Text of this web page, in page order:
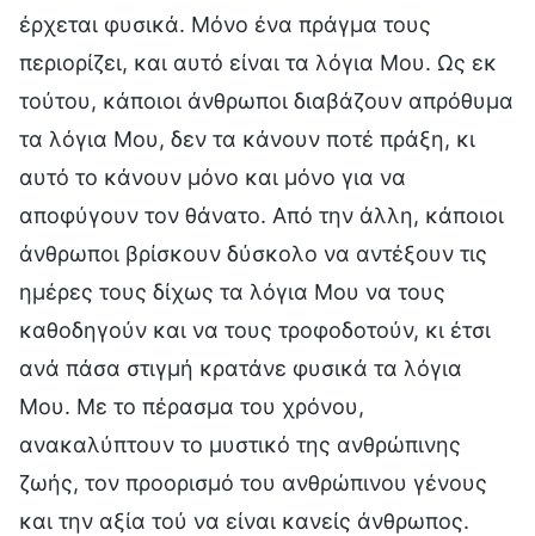
έρχεται φυσικά. Μόνο ένα πράγμα τους
περιορίζει, και αυτό είναι τα λόγια Μου. Ως εκ
τούτου, κάποιοι άνθρωποι διαβάζουν απρόθυμα
τα λόγια Μου, δεν τα κάνουν ποτέ πράξη, κι
αυτό το κάνουν μόνο και μόνο για να
αποφύγουν τον θάνατο. Από την άλλη, κάποιοι
άνθρωποι βρίσκουν δύσκολο να αντέξουν τις
ημέρες τους δίχως τα λόγια Μου να τους
καθοδηγούν και να τους τροφοδοτούν, κι έτσι
ανά πάσα στιγμή κρατάνε φυσικά τα λόγια
Μου. Με το πέρασμα του χρόνου,
ανακαλύπτουν το μυστικό της ανθρώπινης
ζωής, τον προορισμό του ανθρώπινου γένους
και την αξία τού να είναι κανείς άνθρωπος.